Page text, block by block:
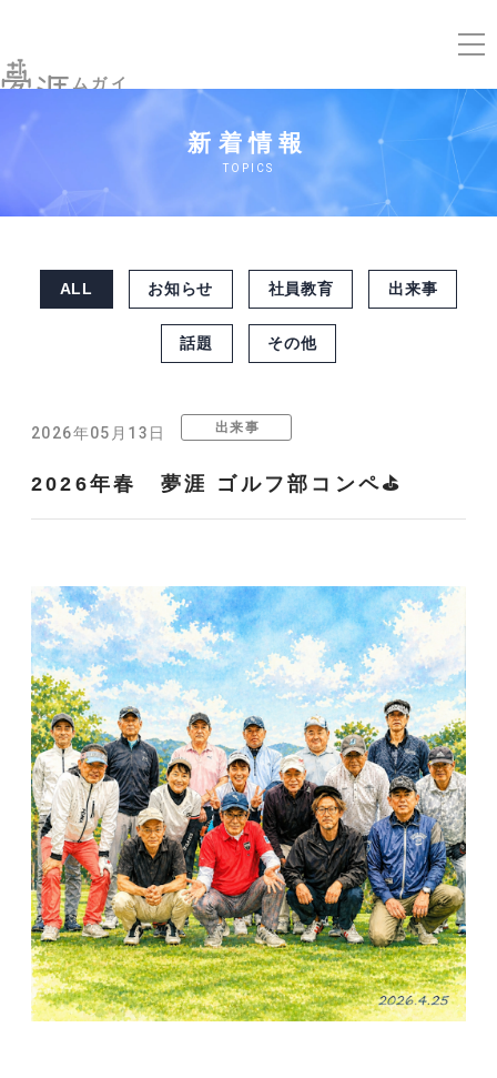
ムガイ
新着情報
TOPICS
ALL お知らせ 社員教育 出来事
話題 その他
2026年05月13日 出来事
2026年春 夢涯 ゴルフ部コンペ⛳